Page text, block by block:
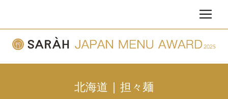
北海道 | 担々麺